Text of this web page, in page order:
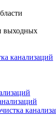
выходных
канализаций